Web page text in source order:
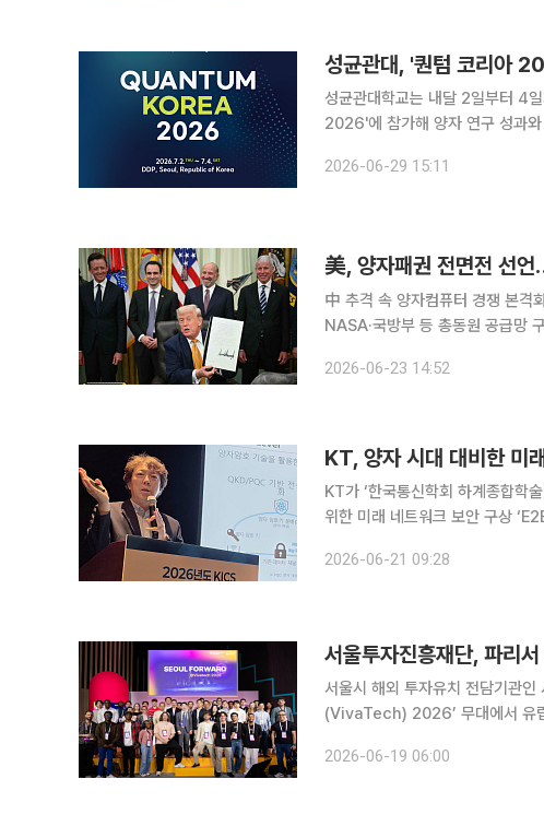
성균관대, '퀀텀 코리아
성균관대학교는 내달 2일부터 4
2026'에 참가해 양자 연구 성과와 교육 프
며 국내 최초 양자정보공학과의 교
2026-06-29 15:11
美, 양자패권 전면전 선
中 추격 속 양자컴퓨터 경쟁 본격
NASA·국방부 등 총동원 공급망
단 양자컴퓨터 개발 촉진과 신기
2026-06-23 14:52
KT, 양자 시대 대비한 미
KT가 ‘한국통신학회 하계종합학
위한 미래 네트워크 보안 구상
공유하는 학술 발표회다. 제주 해
2026-06-21 09:28
서울투자진흥재단, 파리
서울시 해외 투자유치 전담기관인
(VivaTech) 2026’ 무대에서 유럽 기업 유치를
석한 가운데 서울 진출 설명회 ‘
2026-06-19 06:00